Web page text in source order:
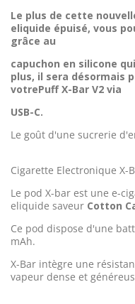
Le plus de cette
eliquide épuisé, vous
grâce au
capuchon en silicone
plus, il sera désormais
votrePuff X-Bar V2 via
USB-C.
Le goût d'une sucrerie
Cigarette Electronique X-
Le pod X-bar est une e-
eliquide saveur Cotton
Ce pod dispose d'une
mAh.
X-Bar intègre une
vapeur dense et